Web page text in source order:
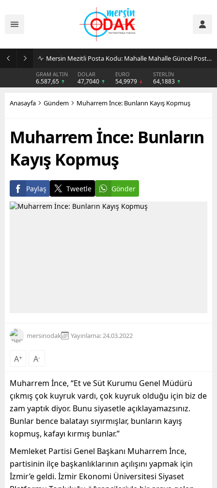
Günlük Stil İçin Erkek Sneaker Önerileri
GRAM ALTIN
6.587,65
DOLAR
47,7040
EURO
54,9979
STERLİN
64,1883
Anasayfa Gündem Muharrem İnce: Bunların Kayış Kopmuş
Muharrem İnce: Bunların
Kayış Kopmuş
Paylaş Tweetle Gönder
mersinodak Yayınlama: 24.03.2022
A+ A-
Muharrem İnce, “Et ve Süt Kurumu Genel Müdürü
çıkmış çok kuyruk vardı, çok kuyruk olduğu için biz de
zam yaptık diyor. Bunu siyasetle açıklayamazsınız.
Bunlar bence balatayı sıyırmışlar, bunların kayış
kopmuş, kafayı kırmış bunlar.”
Memleket Partisi Genel Başkanı Muharrem İnce,
partisinin ilçe başkanlıklarının açılışını yapmak için
İzmir’e geldi. İzmir Ekonomi Üniversitesi Siyaset